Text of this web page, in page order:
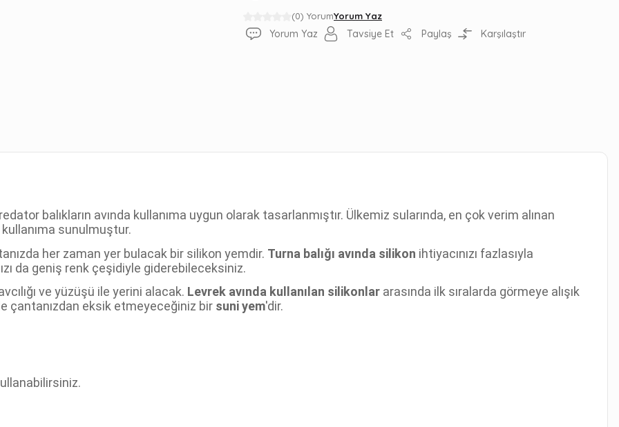
(0) YorumYorum Yaz
Yorum Yaz Tavsiye Et Paylaş Karşılaştır
balıkların avında kullanıma uygun olarak tasarlanmıştır. Ülkemiz sularında, en çok verim alınan
sunulmuştur.
her zaman yer bulacak bir silikon yemdir. Turna balığı avında silikon ihtiyacınızı fazlasıyla
da geniş renk çeşidiyle giderebileceksiniz.
ve yüzüşü ile yerini alacak. Levrek avında kullanılan silikonlar arasında ilk sıralarda görmeye alışık
çantanızdan eksik etmeyeceğiniz bir suni yem'dir.